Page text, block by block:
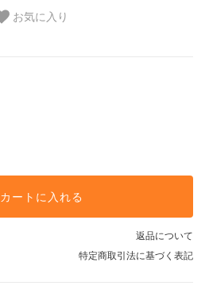
お気に入り
カートに入れる
返品について
特定商取引法に基づく表記